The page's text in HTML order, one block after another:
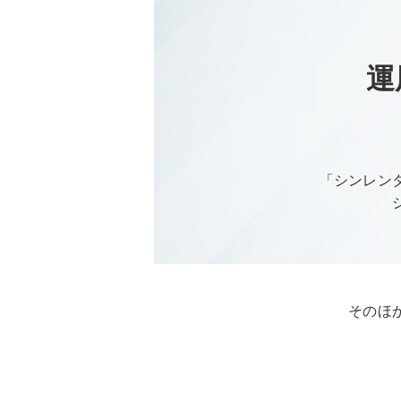
「シンレ
そのほ